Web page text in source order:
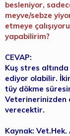
besleniyor,
meyve/sebze
etmeye
yapabilirim?
CEVAP:
Kuş stres
ediyor olabilir.
tüy dökme
Veterinerinizden
verecektir.
Kaynak: